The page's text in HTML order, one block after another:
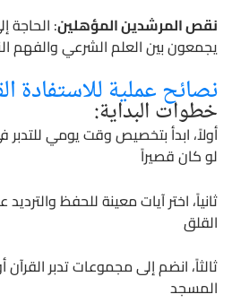
نقص المرشدين المؤهلين: الحاجة
يجمعون بين العلم الشرعي والفهم
نصائح عملية للاستفادة
خطوات البداية:
أولاً، ابدأ بتخصيص وقت يومي للتدبر
لو كان قصيراً
ثانياً، اختر آيات معينة للحفظ
القلق
ثالثاً، انضم إلى مجموعات تدبر
المسجد